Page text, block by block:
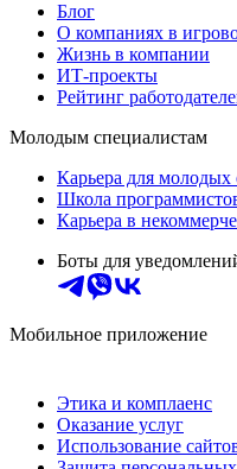
Блог
О компаниях в
Жизнь в компании
ИТ-проекты
Рейтинг
Молодым специалистам
Карьера для молодых
Школа
Карьера в
Боты для
Мобильное приложение
Этика и комплаенс
Оказание услуг
Использование